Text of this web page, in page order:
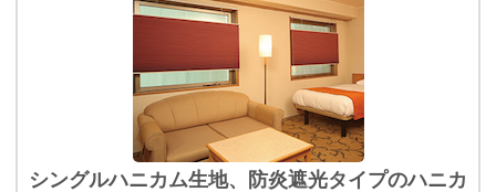
シングルハニカム生地、防炎遮光タイプのハニカ